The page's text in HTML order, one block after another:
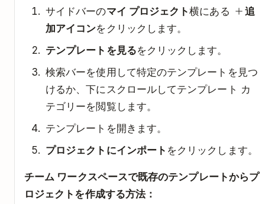
サイドバーのマイ プロジェクト横にある
追
加アイコンをクリックします。
テンプレートを見るをクリックします。
検索バーを使用して特定のテンプレートを見つ
けるか、下にスクロールしてテンプレート カ
テゴリーを閲覧します。
テンプレートを開きます。
プロジェクトにインポート をクリックします。
チーム ワークスペースで既存のテンプレートからプ
ロジェクトを作成する方法：